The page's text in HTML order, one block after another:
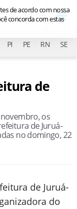
PI PE RN SE
de
os
de Juruá-
no domingo, 22
de Juruá-
do
de acordo com nossa
concorda com estas